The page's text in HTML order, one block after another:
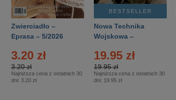
Zwierciadło –
Eprasa – 5/2026
3.20 zł
3.20 zł
Najniższa cena z ostatnich 30
dni: 3.20 zł
BESTSELLER
Nowa Technika
Wojskowa –
19.95 zł
19.95 zł
Najniższa cena z ostatnich 30
dni: 19.95 zł